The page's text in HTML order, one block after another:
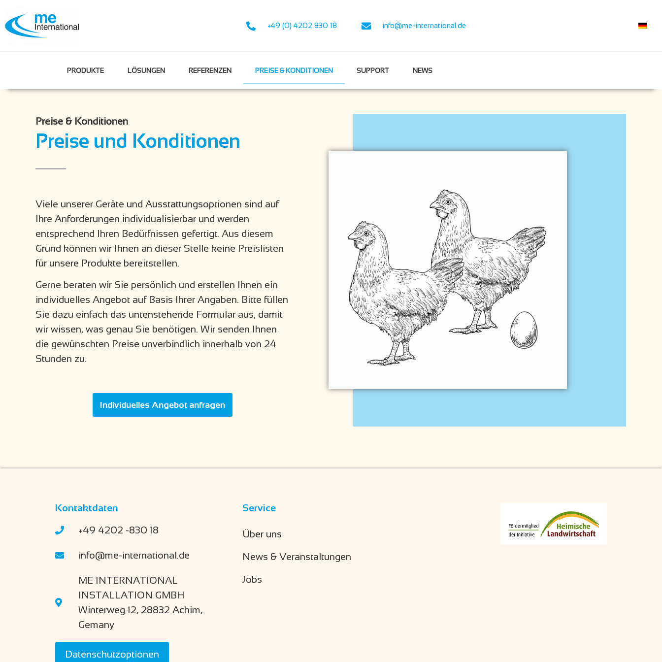
+49 (0) 4202 830 18 info@me-international.de
PRODUKTE LÖSUNGEN REFERENZEN PREISE & KONDITIONEN SUPPORT NEWS
Preise & Konditionen
Preise und Konditionen
Viele unserer Geräte und Ausstattungsoptionen sind auf
Ihre Anforderungen individualisierbar und werden
entsprechend Ihren Bedürfnissen gefertigt. Aus diesem
Grund können wir Ihnen an dieser Stelle keine Preislisten
für unsere Produkte bereitstellen.
Gerne beraten wir Sie persönlich und erstellen Ihnen ein
individuelles Angebot auf Basis Ihrer Angaben. Bitte füllen
Sie dazu einfach das untenstehende Formular aus, damit
wir wissen, was genau Sie benötigen. Wir senden Ihnen
die gewünschten Preise unverbindlich innerhalb von 24
Stunden zu.
Individuelles Angebot anfragen
Kontaktdaten
+49 4202 -830 18
info@me-international.de
ME INTERNATIONAL
INSTALLATION GMBH
Winterweg 12, 28832 Achim,
Gemany
Datenschutzoptionen
Service
Über uns
News & Veranstaltungen
Jobs